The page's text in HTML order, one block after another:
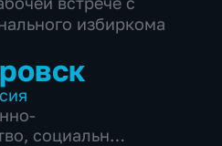
избиркома
, социально-